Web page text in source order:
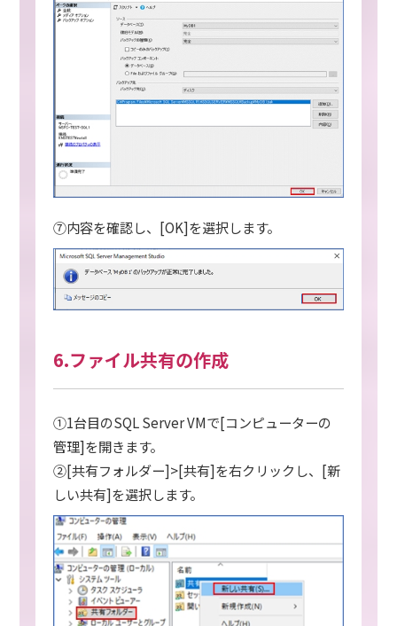
⑦内容を確認し、[OK]を選択します。
6.ファイル共有の作成
①1台目のSQL Server VMで[コンピューターの
管理]を開きます。
②[共有フォルダー]>[共有]を右クリックし、[新
しい共有]を選択します。